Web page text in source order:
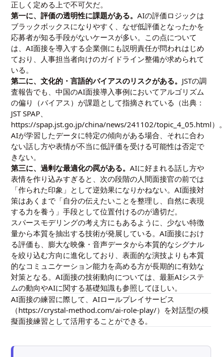
正しく定める上で不可欠だ。
第一に、評価の透明性に課題がある。AIの評価ロジックは
ブラックボックスになりやすく、なぜ低評価となったかを
応募者が知る手段がないケースが多い。この点について
は、AI面接を導入する企業側にも説明責任が問われはじめ
ており、人事担当者向けのガイドライン整備が求められて
いる。
第二に、文化的・言語的バイアスのリスクがある。 JSTの調
査報告でも、中国のAI面接導入事例においてアルゴリズム
の偏り（バイアス）が課題として指摘されている（出典：
JST SPAP、
https://spap.jst.go.jp/china/news/241102/topic_4_05.html）
AIが学習したデータに特定の傾向がある場合、それに合わ
ない話し方や表情が不当に低評価を受ける可能性は否定で
きない。
第三に、過剰な最適化の罠がある。AIに好まれる話し方や
表情を作り込みすぎると、次の段階の人間面接官の前では
「作られた印象」として逆効果になりかねない。AI面接対
策はあくまで「自分の伝えたいことを整理し、自然に表現
する力を養う」手段として位置付けるのが適切だ。
スパースモデリングの考え方にもあるように、少ない特徴
量から本質を抽出する技術が発展している。AI面接におけ
る評価も、膨大な映像・音声データから本質的なシグナル
を絞り込む方向に進化しており、表面的な演技よりも本質
的なコミュニケーション能力を高める方が長期的に有効な
対策となる。AI面接の技術動向については、最新AIシステ
ムの動向やAIに関する基礎知識も参照してほしい。
AI面接の練習に際して、AIロールプレイサービス
（https://crystal-method.com/ai-role-play/）を対話型の模
擬面接練習として活用することができる。